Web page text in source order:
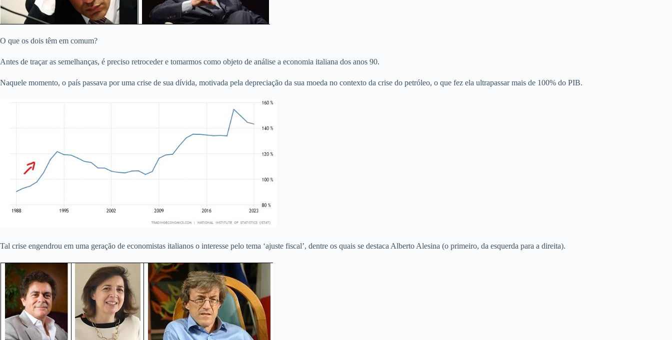
O que os dois têm em comum?
Antes de traçar as semelhanças, é preciso retroceder e tomarmos como objeto de análise a economia italiana dos anos 90.
Naquele momento, o país passava por uma crise de sua dívida, motivada pela depreciação da sua moeda no contexto da crise do petróleo, o que fez ela ultrapassar mais de 100% do PIB.
Tal crise engendrou em uma geração de economistas italianos o interesse pelo tema ‘ajuste fiscal’, dentre os quais se destaca Alberto Alesina (o primeiro, da esquerda para a direita).